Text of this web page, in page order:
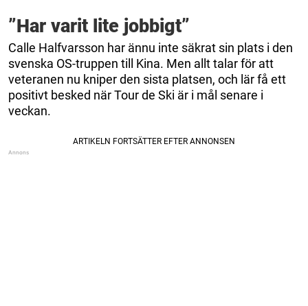
”Har varit lite jobbigt”
Calle Halfvarsson har ännu inte säkrat sin plats i den
svenska OS-truppen till Kina. Men allt talar för att
veteranen nu kniper den sista platsen, och lär få ett
positivt besked när Tour de Ski är i mål senare i
veckan.